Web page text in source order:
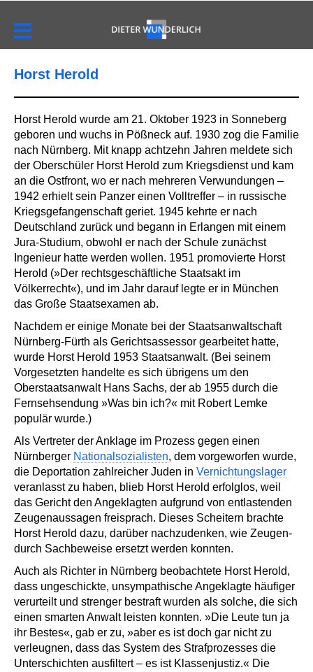
Horst Herold
Horst Herold wurde am 21. Oktober 1923 in Sonneberg
geboren und wuchs in Pößneck auf. 1930 zog die Familie
nach Nürnberg. Mit knapp achtzehn Jahren meldete sich
der Oberschüler Horst Herold zum Kriegsdienst und kam
an die Ostfront, wo er nach mehreren Verwundungen –
1942 erhielt sein Panzer einen Volltreffer – in russische
Kriegsgefangenschaft geriet. 1945 kehrte er nach
Deutschland zurück und begann in Erlangen mit einem
Jura-Studium, obwohl er nach der Schule zunächst
Ingenieur hatte werden wollen. 1951 promovierte Horst
Herold (»Der rechtsgeschäftliche Staatsakt im
Völkerrecht«), und im Jahr darauf legte er in München
das Große Staatsexamen ab.
Nachdem er einige Monate bei der Staatsanwaltschaft
Nürnberg-Fürth als Gerichtsassessor gearbeitet hatte,
wurde Horst Herold 1953 Staatsanwalt. (Bei seinem
Vorgesetzten handelte es sich übrigens um den
Oberstaatsanwalt Hans Sachs, der ab 1955 durch die
Fernsehsendung »Was bin ich?« mit Robert Lemke
populär wurde.)
Als Vertreter der Anklage im Prozess gegen einen
Nürnberger Nationalsozialisten, dem vorgeworfen wurde,
die Deportation zahlreicher Juden in Vernichtungslager
veranlasst zu haben, blieb Horst Herold erfolglos, weil
das Gericht den Angeklagten aufgrund von entlastenden
Zeugenaussagen freisprach. Dieses Scheitern brachte
Horst Herold dazu, darüber nachzudenken, wie Zeugen-
durch Sachbeweise ersetzt werden konnten.
Auch als Richter in Nürnberg beobachtete Horst Herold,
dass ungeschickte, unsympathische Angeklagte häufiger
verurteilt und strenger bestraft wurden als solche, die sich
einen smarten Anwalt leisten konnten. »Die Leute tun ja
ihr Bestes«, gab er zu, »aber es ist doch gar nicht zu
verleugnen, dass das System des Strafprozesses die
Unterschichten ausfiltert – es ist Klassenjustiz.« Die